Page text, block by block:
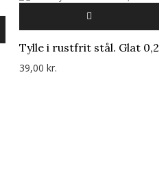
Tylle i rustfrit stål. Glat 0,2
39,00 kr.